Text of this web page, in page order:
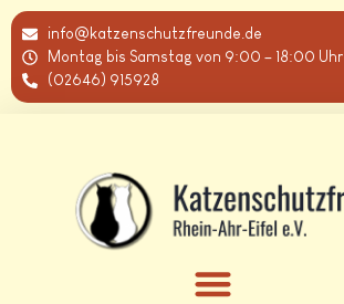
info@katzenschutzfreunde.de
Montag bis Samstag von 9:00 – 18:00 Uhr
(02646) 915928